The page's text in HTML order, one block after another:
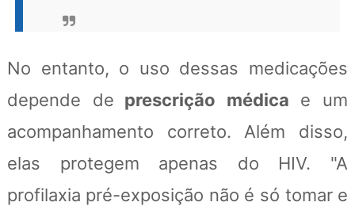
No entanto, o uso dessas medicações
depende de prescrição médica e um
acompanhamento correto. Além disso,
elas protegem apenas do HIV. "A
profilaxia pré-exposição não é só tomar e